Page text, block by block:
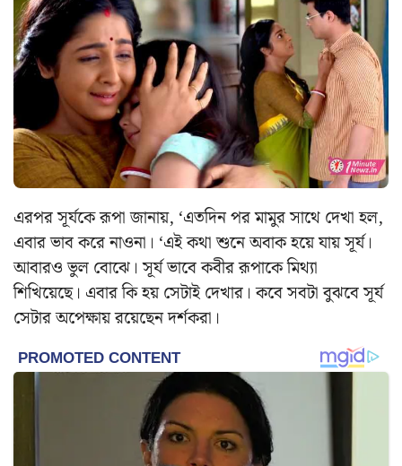
এরপর সূর্যকে রূপা জানায়, ‘এতদিন পর মামুর সাথে দেখা হল,
এবার ভাব করে নাওনা। ‘এই কথা শুনে অবাক হয়ে যায় সূর্য।
আবারও ভুল বোঝে। সূর্য ভাবে কবীর রূপাকে মিথ্যা
শিখিয়েছে। এবার কি হয় সেটাই দেখার। কবে সবটা বুঝবে সূর্য
সেটার অপেক্ষায় রয়েছেন দর্শকরা।